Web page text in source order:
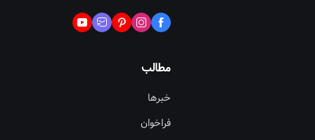
مطالب
خبرها
فراخوان